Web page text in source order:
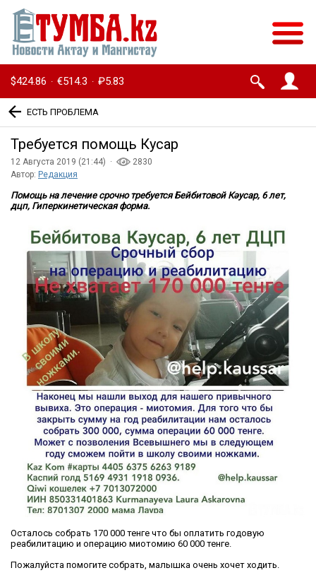
$424.86 · €514.3 · ₽5.83
ЕСТЬ ПРОБЛЕМА
Требуется помощь Кәусар
12 Августа 2019 (21:44) ·
2830
Автор: Редакция
Помощь на лечение срочно требуетсяБейбитовой Кәусар, 6 лет,
дцп, Гиперкинетическая форма.
Осталось собрать 170 000 тенге что бы оплатить годовую
реабилитацию и операцию миотомию 60 000 тенге.
Пожалуйста помогите собрать, малышка очень хочет ходить.